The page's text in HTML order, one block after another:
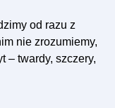
od razu z
nie zrozumiemy,
– twardy, szczery,